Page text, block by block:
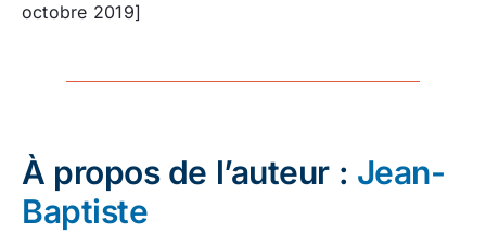
octobre 2019]
À propos de l’auteur : Jean-
Baptiste